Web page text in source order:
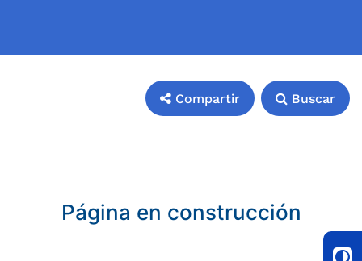
Compartir Buscar
Página en construcción